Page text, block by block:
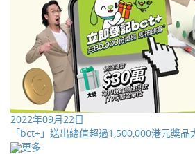
2022年09月22日
「bct+」送出總值超過1,500,000港元奬品
更多